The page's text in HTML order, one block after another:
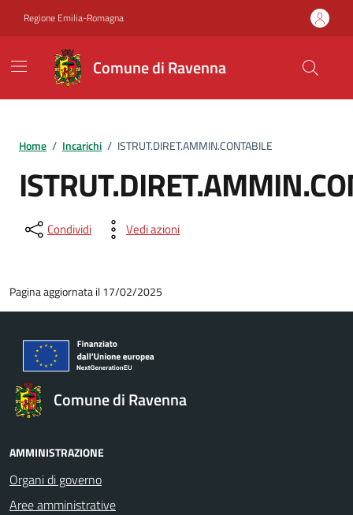
Regione Emilia-Romagna
Comune di Ravenna
Home / Incarichi / ISTRUT.DIRET.AMMIN.CONTABILE
Condividi Vedi azioni
Pagina aggiornata il 17/02/2025
Comune di Ravenna
AMMINISTRAZIONE
Organi di governo
Aree amministrative